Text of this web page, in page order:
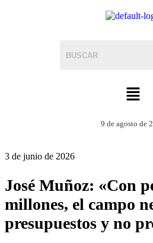
9 de agosto de
3 de junio de 2026
José Muñoz: «Con
millones, el campo
presupuestos y no